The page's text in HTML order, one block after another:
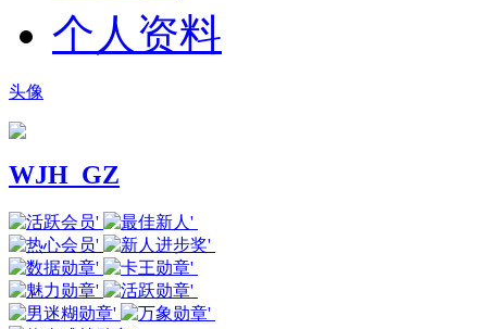
个人资料
头像
WJH_GZ